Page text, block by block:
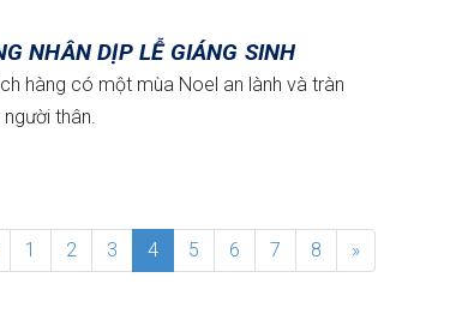
NHÂN DỊP LỄ GIÁNG SINH
hàng có một mùa Noel an lành và tràn
thân.
1 2 3 4 5 6 7 8 »